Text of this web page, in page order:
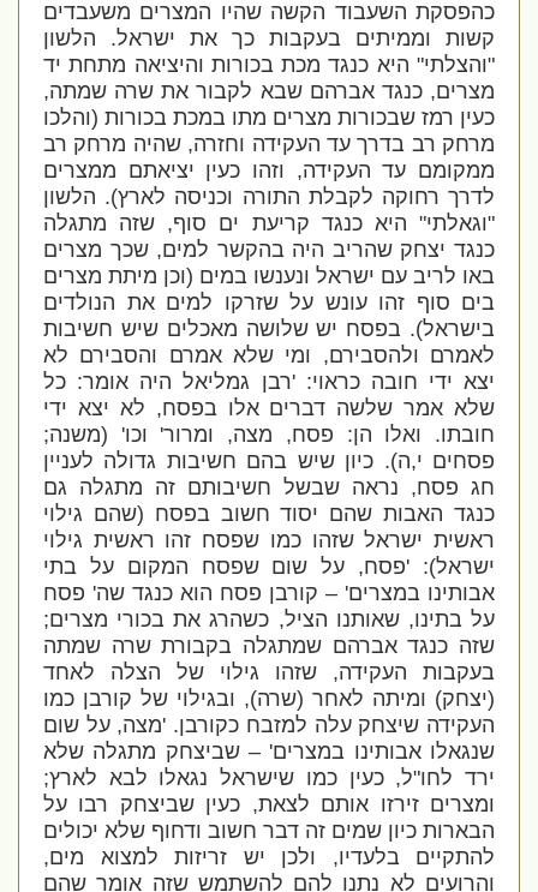
כהפסקת השעבוד הקשה שהיו המצרים משעבדים
קשות וממיתים בעקבות כך את ישראל. הלשון
"והצלתי" היא כנגד מכת בכורות והיציאה מתחת יד
מצרים, כנגד אברהם שבא לקבור את שרה שמתה,
כעין רמז שבכורות מצרים מתו במכת בכורות (והלכו
מרחק רב בדרך עד העקידה וחזרה, שהיה מרחק רב
ממקומם עד העקידה, וזהו כעין יציאתם ממצרים
לדרך רחוקה לקבלת התורה וכניסה לארץ). הלשון
"וגאלתי" היא כנגד קריעת ים סוף, שזה מתגלה
כנגד יצחק שהריב היה בהקשר למים, שכך מצרים
באו לריב עם ישראל ונענשו במים (וכן מיתת מצרים
בים סוף זהו עונש על שזרקו למים את הנולדים
בישראל). בפסח יש שלושה מאכלים שיש חשיבות
לאמרם ולהסבירם, ומי שלא אמרם והסבירם לא
יצא ידי חובה כראוי: 'רבן גמליאל היה אומר: כל
שלא אמר שלשה דברים אלו בפסח, לא יצא ידי
חובתו. ואלו הן: פסח, מצה, ומרור' וכו' (משנה;
פסחים י,ה). כיון שיש בהם חשיבות גדולה לעניין
חג פסח, נראה שבשל חשיבותם זה מתגלה גם
כנגד האבות שהם יסוד חשוב בפסח (שהם גילוי
ראשית ישראל שזהו כמו שפסח זהו ראשית גילוי
ישראל):'פסח, על שום שפסח המקום על בתי
אבותינו במצרים' – קורבן פסח הוא כנגד שה' פסח
על בתינו, שאותנו הציל, כשהרג את בכורי מצרים;
שזה כנגד אברהם שמתגלה בקבורת שרה שמתה
בעקבות העקידה, שזהו גילוי של הצלה לאחד
(יצחק) ומיתה לאחר (שרה), ובגילוי של קורבן כמו
העקידה שיצחק עלה למזבח כקורבן.'מצה, על שום
שנגאלו אבותינו במצרים' – שביצחק מתגלה שלא
ירד לחו"ל, כעין כמו שישראל נגאלולבא לארץ;
ומצרים זירזו אותם לצאת, כעין שביצחק רבו על
הבארות כיון שמים זה דבר חשוב ודחוף שלא יכולים
להתקיים בלעדיו, ולכן יש זריזות למצוא מים,
והרועים לא נתנו להם להשתמש שזה אומר שהם